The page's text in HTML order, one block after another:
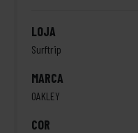
LOJA
Surftrip
MARCA
OAKLEY
COR